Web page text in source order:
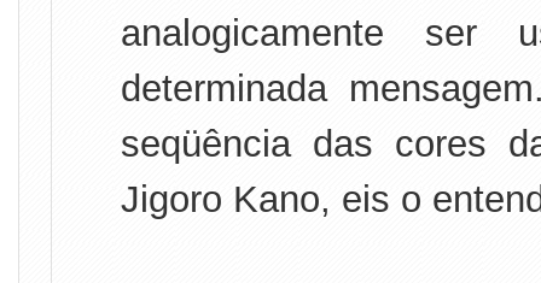
analogicamente ser
determinada
seqüência das cores
Jigoro Kano, eis o